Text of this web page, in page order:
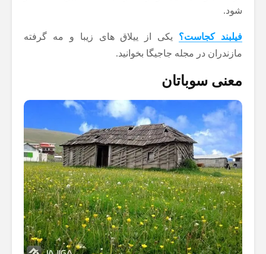
شود.
فیلبند کجاست؟ یکی از ییلاق های زیبا و مه گرفته
مازندران در مجله جاجیگا بخوانید.
معنی سوباتان